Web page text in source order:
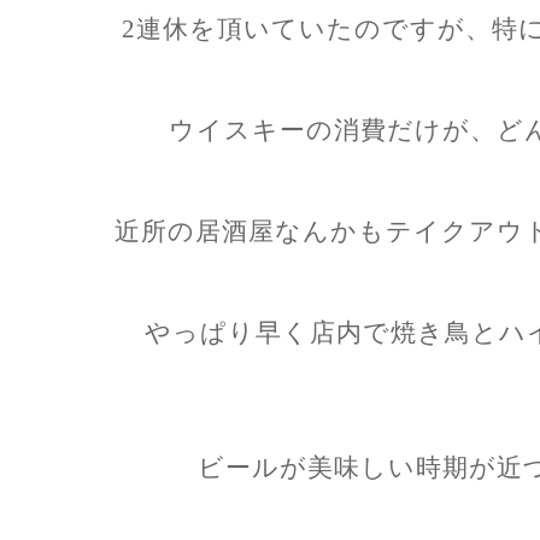
2連休を頂いていたのですが、特
ウイスキーの消費だけが、ど
近所の居酒屋なんかもテイクアウ
やっぱり早く店内で焼き鳥と
ビールが美味しい時期が近